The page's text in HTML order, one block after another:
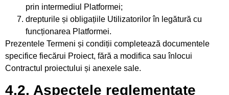
prin intermediul Platformei;
drepturile și obligațiile Utilizatorilor în legătură cu
funcționarea Platformei.
Prezentele Termeni și condiții completează documentele
specifice fiecărui Proiect, fără a modifica sau înlocui
Contractul proiectului și anexele sale.
4.2. Aspectele reglementate